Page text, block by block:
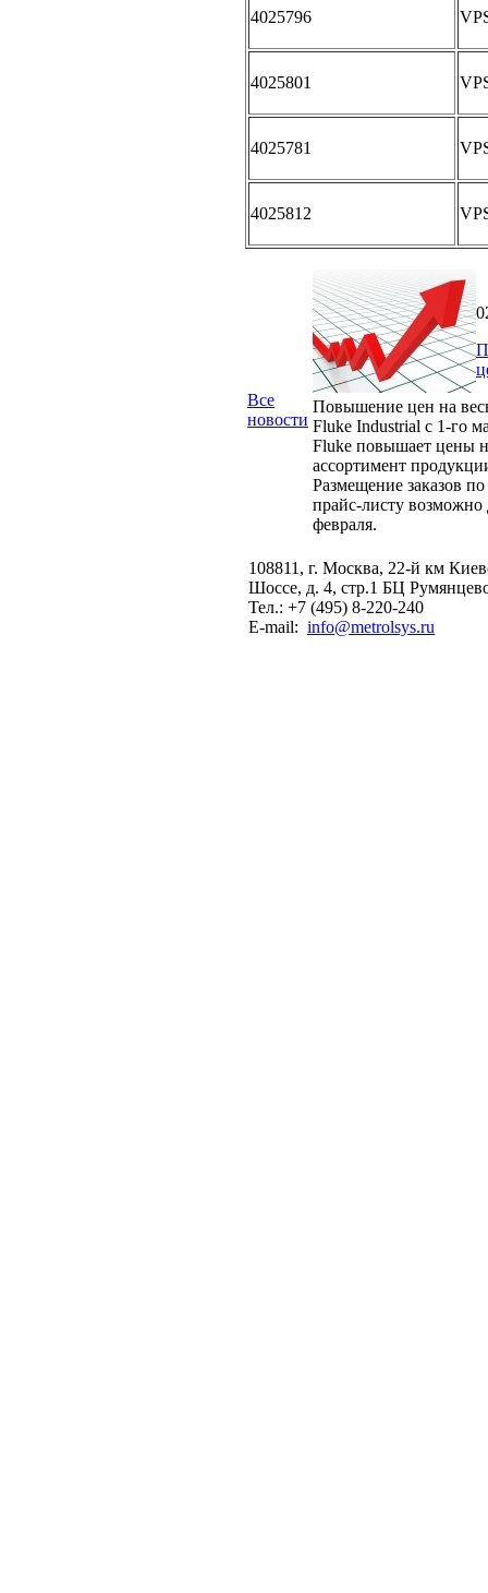
4025796
4025801
4025781
4025812
Все
новости
Повышение цен на
Fluke Industrial с 1-го
Fluke повышает цены
ассортимент
Размещение заказов
прайс-листу возможно
февраля.
108811, г. Москва, 22-й км
Шоссе, д. 4, стр.1 БЦ
Тел.: +7 (495) 8-220-240
E-mail: info@metrolsys.ru